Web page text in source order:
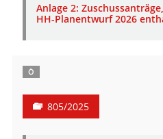
Anlage 2:
HH-Planentwurf 2026
Ö
805/2025